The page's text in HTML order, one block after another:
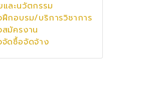
และนวัตกรรม
ฝึกอบรม/บริการวิชาการ
สมัครงาน
จัดซื้อจัดจ้าง